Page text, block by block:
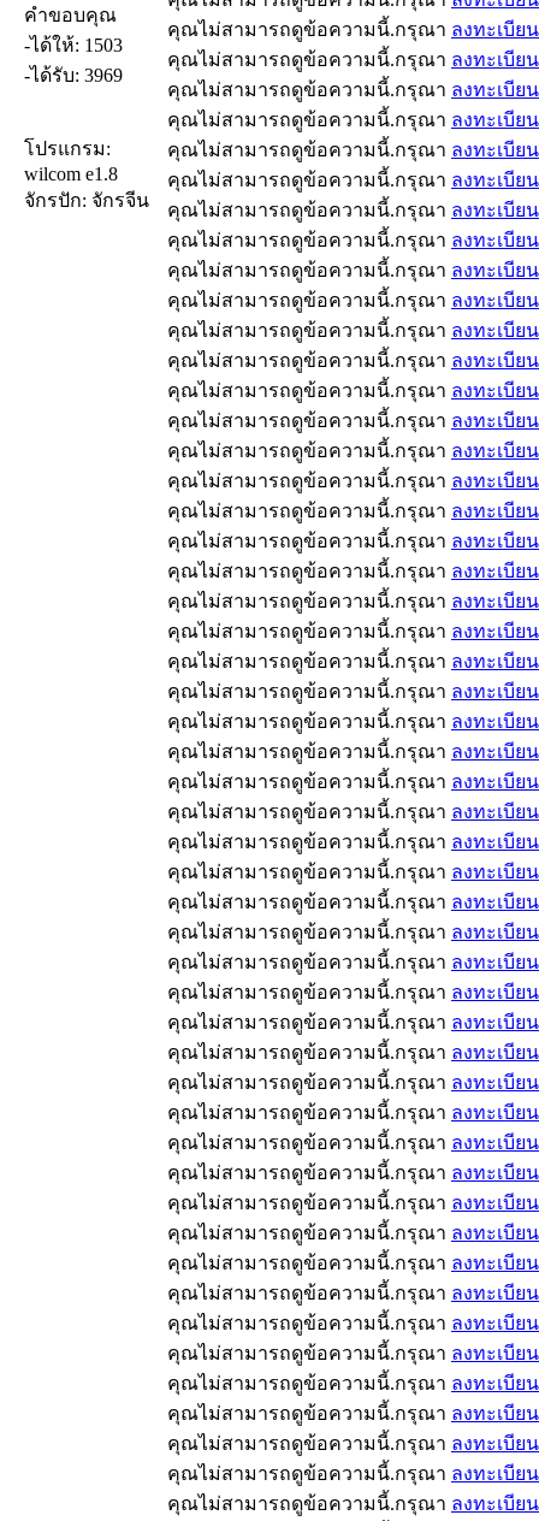
คำขอบคุณ
-ได้ให้: 1503
-ได้รับ: 3969
โปรแกรม:
wilcom e1.8
จักรปัก: จักรจีน
คุณไม่สามารถดูข้อความนี้.กรุณา ลงทะเบียน
คุณไม่สามารถดูข้อความนี้.กรุณา ลงทะเบียน
คุณไม่สามารถดูข้อความนี้.กรุณา ลงทะเบียน
คุณไม่สามารถดูข้อความนี้.กรุณา ลงทะเบียน
คุณไม่สามารถดูข้อความนี้.กรุณา ลงทะเบียน
คุณไม่สามารถดูข้อความนี้.กรุณา ลงทะเบียน
คุณไม่สามารถดูข้อความนี้.กรุณา ลงทะเบียน
คุณไม่สามารถดูข้อความนี้.กรุณา ลงทะเบียน
คุณไม่สามารถดูข้อความนี้.กรุณา ลงทะเบียน
คุณไม่สามารถดูข้อความนี้.กรุณา ลงทะเบียน
คุณไม่สามารถดูข้อความนี้.กรุณา ลงทะเบียน
คุณไม่สามารถดูข้อความนี้.กรุณา ลงทะเบียน
คุณไม่สามารถดูข้อความนี้.กรุณา ลงทะเบียน
คุณไม่สามารถดูข้อความนี้.กรุณา ลงทะเบียน
คุณไม่สามารถดูข้อความนี้.กรุณา ลงทะเบียน
คุณไม่สามารถดูข้อความนี้.กรุณา ลงทะเบียน
คุณไม่สามารถดูข้อความนี้.กรุณา ลงทะเบียน
คุณไม่สามารถดูข้อความนี้.กรุณา ลงทะเบียน
คุณไม่สามารถดูข้อความนี้.กรุณา ลงทะเบียน
คุณไม่สามารถดูข้อความนี้.กรุณา ลงทะเบียน
คุณไม่สามารถดูข้อความนี้.กรุณา ลงทะเบียน
คุณไม่สามารถดูข้อความนี้.กรุณา ลงทะเบียน
คุณไม่สามารถดูข้อความนี้.กรุณา ลงทะเบียน
คุณไม่สามารถดูข้อความนี้.กรุณา ลงทะเบียน
คุณไม่สามารถดูข้อความนี้.กรุณา ลงทะเบียน
คุณไม่สามารถดูข้อความนี้.กรุณา ลงทะเบียน
คุณไม่สามารถดูข้อความนี้.กรุณา ลงทะเบียน
คุณไม่สามารถดูข้อความนี้.กรุณา ลงทะเบียน
คุณไม่สามารถดูข้อความนี้.กรุณา ลงทะเบียน
คุณไม่สามารถดูข้อความนี้.กรุณา ลงทะเบียน
คุณไม่สามารถดูข้อความนี้.กรุณา ลงทะเบียน
คุณไม่สามารถดูข้อความนี้.กรุณา ลงทะเบียน
คุณไม่สามารถดูข้อความนี้.กรุณา ลงทะเบียน
คุณไม่สามารถดูข้อความนี้.กรุณา ลงทะเบียน
คุณไม่สามารถดูข้อความนี้.กรุณา ลงทะเบียน
คุณไม่สามารถดูข้อความนี้.กรุณา ลงทะเบียน
คุณไม่สามารถดูข้อความนี้.กรุณา ลงทะเบียน
คุณไม่สามารถดูข้อความนี้.กรุณา ลงทะเบียน
คุณไม่สามารถดูข้อความนี้.กรุณา ลงทะเบียน
คุณไม่สามารถดูข้อความนี้.กรุณา ลงทะเบียน
คุณไม่สามารถดูข้อความนี้.กรุณา ลงทะเบียน
คุณไม่สามารถดูข้อความนี้.กรุณา ลงทะเบียน
คุณไม่สามารถดูข้อความนี้.กรุณา ลงทะเบียน
คุณไม่สามารถดูข้อความนี้.กรุณา ลงทะเบียน
คุณไม่สามารถดูข้อความนี้.กรุณา ลงทะเบียน
คุณไม่สามารถดูข้อความนี้.กรุณา ลงทะเบียน
คุณไม่สามารถดูข้อความนี้.กรุณา ลงทะเบียน
คุณไม่สามารถดูข้อความนี้.กรุณา ลงทะเบียน
คุณไม่สามารถดูข้อความนี้.กรุณา ลงทะเบียน
คุณไม่สามารถดูข้อความนี้.กรุณา ลงทะเบียน